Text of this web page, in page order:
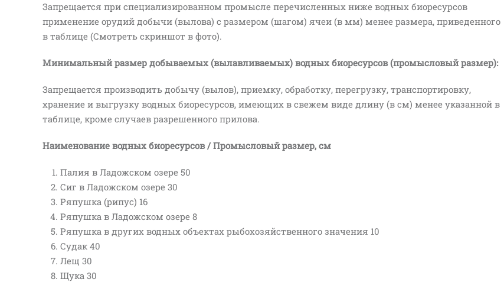
Запрещается при специализированном промысле перечисленных ниже водных биоресурсов
применение орудий добычи (вылова) с размером (шагом) ячеи (в мм) менее размера, приведенного
в таблице (Смотреть скриншот в фото).
Минимальный размер добываемых (вылавливаемых) водных биоресурсов (промысловый размер):
Запрещается производить добычу (вылов), приемку, обработку, перегрузку, транспортировку,
хранение и выгрузку водных биоресурсов, имеющих в свежем виде длину (в см) менее указанной в
таблице, кроме случаев разрешенного прилова.
Наименование водных биоресурсов / Промысловый размер, см
Палия в Ладожском озере 50
Сиг в Ладожском озере 30
Ряпушка (рипус) 16
Ряпушка в Ладожском озере 8
Ряпушка в других водных объектах рыбохозяйственного значения 10
Судак 40
Лещ 30
Щука 30